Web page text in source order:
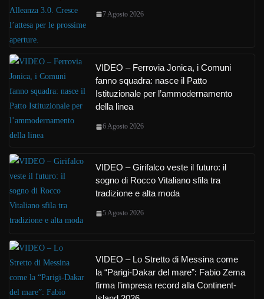
7 Agosto 2026
VIDEO – Ferrovia Jonica, i Comuni
fanno squadra: nasce il Patto
Istituzionale per l’ammodernamento
della linea
6 Agosto 2026
VIDEO – Girifalco veste il futuro: il
sogno di Rocco Vitaliano sfila tra
tradizione e alta moda
5 Agosto 2026
VIDEO – Lo Stretto di Messina come
la “Parigi-Dakar del mare”: Fabio Zema
firma l’impresa record alla Continent-